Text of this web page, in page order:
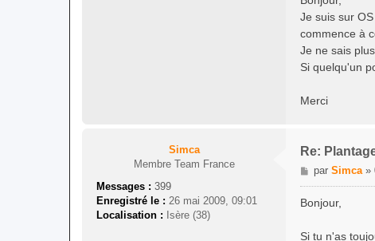
a
g
e
Je suis sur
commence à
Je ne sais
Si quelqu'un
Merci
Simca
Membre Team France
Messages : 399
Enregistré le : 26 mai 2009, 09:01
Localisation : Isère (38)
Re:
M
e
par Simca»
Bonjour,
Si tu n'as